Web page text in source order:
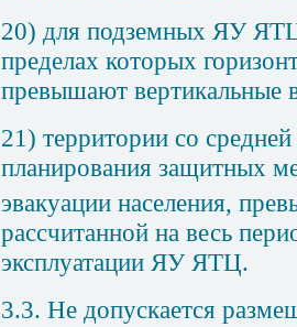
20) для подземных ЯУ
пределах которых
превышают вертикальные
21) территории со
планирования защитных
эвакуации населения,
рассчитанной на весь
эксплуатации ЯУ ЯТЦ.
3.3. Не допускается